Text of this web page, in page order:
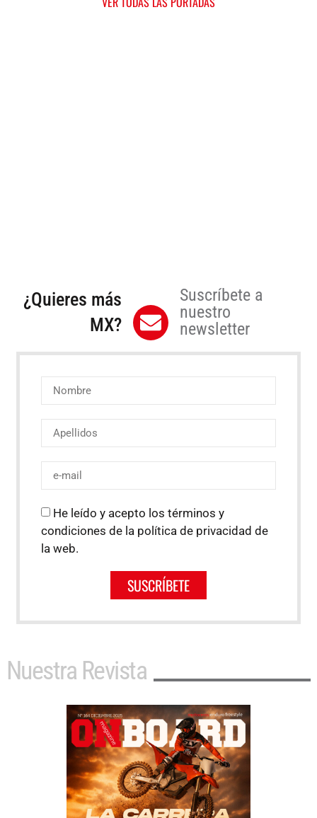
¿Quieres más
MX?
Suscríbete a
nuestro
newsletter
He leído y acepto los términos y
condiciones de la política de privacidad de
la web.
SUSCRÍBETE
Nuestra Revista